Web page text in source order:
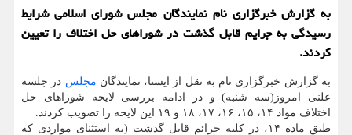
به گزارش خبرگزاری نام نمایندگان مجلس شورای اسلامی شرایط
رسیدگی به جرایم قابل گذشت در شوراهای حل اختلاف را تعیین
کردند.
به گزارش خبرگزاری نام به نقل از ایسنا، نمایندگان مجلس در جلسه
علنی امروز(سه شنبه) و در ادامه بررسی لایحه شوراهای حل
اختلاف مواد ۱۴، ۱۵، ۱۶، ۱۷، ۱۸ و ۱۹ این لایحه را تصویب کردند.
طبق ماده ۱۴، در کلیه جرائم قابل گذشت (به استثنای مواردی که